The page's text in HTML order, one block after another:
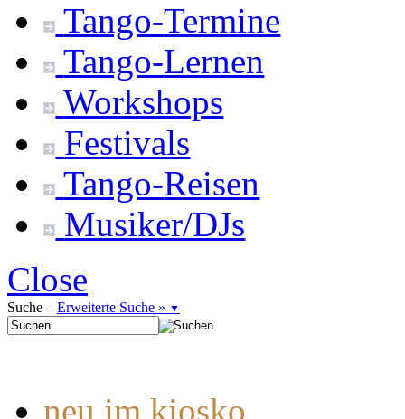
Tango-Termine
Tango-Lernen
Workshops
Festivals
Tango-Reisen
Musiker/DJs
Close
Suche – Erweiterte Suche » ▼
neu im kiosko